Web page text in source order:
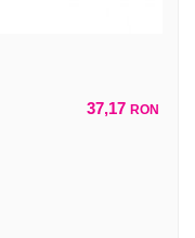
37,17 RON